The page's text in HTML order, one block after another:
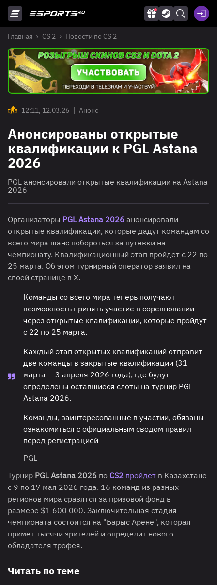
Главная CS 2 Новости по CS 2
12:11, 12.03.26 | Анонс
Анонсированы открытые
квалификации к PGL Astana
2026
PGL анонсировали открытые квалификации на Astana
2026
Организаторы PGL Astana 2026 анонсировали
открытые квалификации, которые дадут командам со
всего мира шанс побороться за путевки на
чемпионату. Квалификационный этап пройдет с 22 по
25 марта. Об этом турнирный оператор заявил на
своей странице в X.
Команды со всего мира теперь получают
возможность принять участие в соревновании
через открытые квалификации, которые пройдут
с 22 по 25 марта.
Каждый этап открытых квалификаций отправит
две команды в закрытые квалификации (31
марта — 3 апреля 2026 года), где будут
определены оставшиеся слоты на турнир PGL
Astana 2026.
Команды, заинтересованные в участии, обязаны
ознакомиться с официальным сводом правил
перед регистрацией
PGL
Турнир PGL Astana 2026 по CS2 пройдет в Казахстане
с 9 по 17 мая 2026 года. 16 команд из разных
регионов мира сразятся за призовой фонд в
размере $1 600 000. Заключительная стадия
чемпионата состоится на "Барыс Арене", которая
примет тысячи зрителей и определит нового
обладателя трофея.
Читать по теме